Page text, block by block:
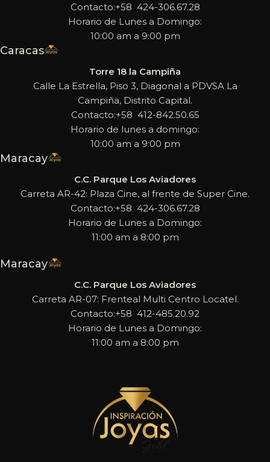
Contacto:+58 424-306.67.28
Horario de Lunes a Domingo:
10:00 am a 9:00 pm
Caracas
Torre 18 la Campiña
Calle La Estrella, Piso 3, Diagonal a PDVSA La
Campiña, Distrito Capital.
Contacto:+58 412-842.50.65
Horario de lunes a domingo:
10:00 am a 9:00 pm
Maracay
C.C. Parque Los Aviadores
Carreta AR-42: Plaza Cine, al frente de Super Cine.
Contacto:+58 424-306.67.28
Horario de Lunes a Domingo:
11:00 am a 8:00 pm
Maracay
C.C. Parque Los Aviadores
Carreta AR-07: Frenteal Multi Centro Locatel.
Contacto:+58 412-485.20.92
Horario de Lunes a Domingo:
11:00 am a 8:00 pm